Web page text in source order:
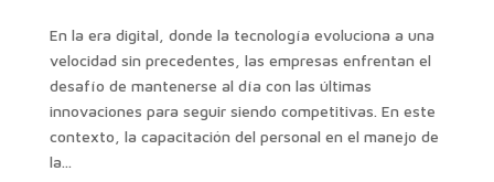
En la era digital, donde la tecnología evoluciona a una
velocidad sin precedentes, las empresas enfrentan el
desafío de mantenerse al día con las últimas
innovaciones para seguir siendo competitivas. En este
contexto, la capacitación del personal en el manejo de
la...